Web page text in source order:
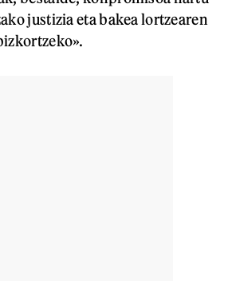
justizia eta bakea lortzearen